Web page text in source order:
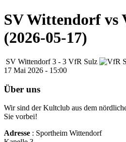
SV Wittendorf vs
(2026-05-17)
SV Wittendorf 3 - 3 VfR Sulz
17 Mai 2026 - 15:00
Über uns
Wir sind der Kultclub aus dem
Sie vorbei!
Adresse : Sportheim Wittendorf